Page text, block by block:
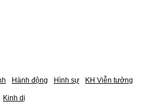
Hành động Hình sự KH Viễn tưởng
Kinh dị